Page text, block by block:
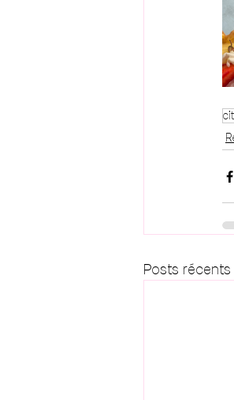
Posts récents